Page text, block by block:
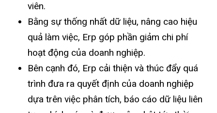
viên.
Bằng sự thống nhất dữ liệu, nâng cao hiệu
quả làm việc, Erp góp phần giảm chi phí
hoạt động của doanh nghiệp.
Bên cạnh đó, Erp cải thiện và thúc đẩy quá
trình đưa ra quyết định của doanh nghiệp
dựa trên việc phân tích, báo cáo dữ liệu liên